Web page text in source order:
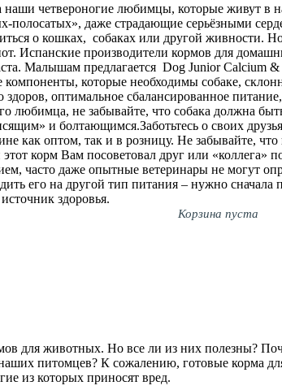
четвероногие любимцы, которые живут в
полосатых», даже страдающие серьёзными
о кошках, собаках или другой
Испанские производители кормов для
Малышам предлагается Dog Junior Calcium
которые необходимы собаке,
оптимальное сбалансированное
любимца, не забывайте, что собака должна
и болтающимся.Заботьтесь о своих
как оптом, так и в розницу. Не забывайте,
корм Вам посоветовал друг или «коллега»
часто даже опытные ветеринары не могут
его на другой тип питания – нужно
здоровья.
Корзина пуста
для животных. Но все ли из них полезны?
питомцев? К сожалению, готовые корма
из которых приносят вред.